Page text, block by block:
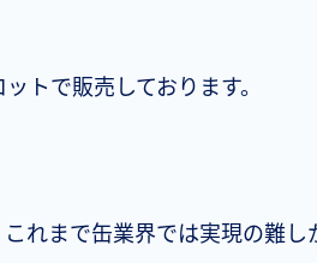
トで販売しております。
れまで缶業界では実現の難